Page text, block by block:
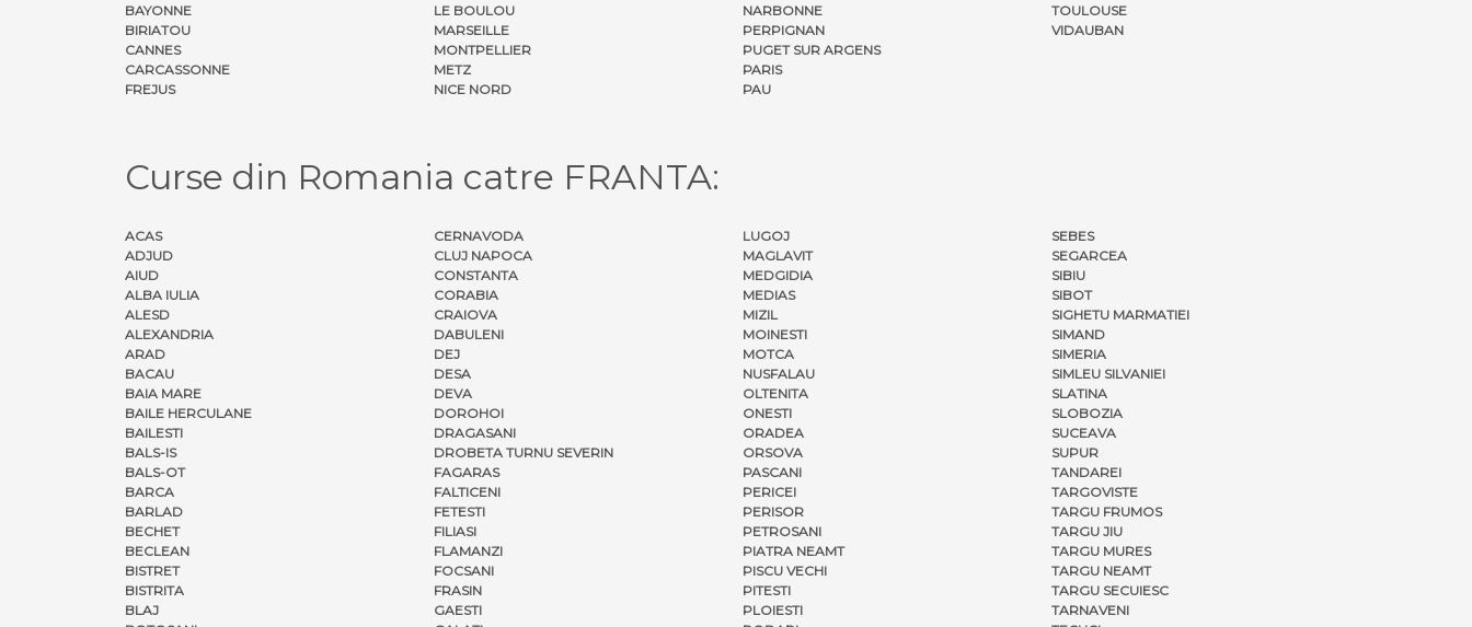
BAYONNE
BIRIATOU
CANNES
CARCASSONNE
FREJUS
LE BOULOU
MARSEILLE
MONTPELLIER
METZ
NICE NORD
NARBONNE
PERPIGNAN
PUGET SUR ARGENS
PARIS
PAU
TOULOUSE
VIDAUBAN
Curse din Romania catre FRANTA:
ACAS
ADJUD
AIUD
ALBA IULIA
ALESD
ALEXANDRIA
ARAD
BACAU
BAIA MARE
BAILE HERCULANE
BAILESTI
BALS-IS
BALS-OT
BARCA
BARLAD
BECHET
BECLEAN
BISTRET
BISTRITA
BLAJ
CERNAVODA
CLUJ NAPOCA
CONSTANTA
CORABIA
CRAIOVA
DABULENI
DEJ
DESA
DEVA
DOROHOI
DRAGASANI
DROBETA TURNU SEVERIN
FAGARAS
FALTICENI
FETESTI
FILIASI
FLAMANZI
FOCSANI
FRASIN
GAESTI
LUGOJ
MAGLAVIT
MEDGIDIA
MEDIAS
MIZIL
MOINESTI
MOTCA
NUSFALAU
OLTENITA
ONESTI
ORADEA
ORSOVA
PASCANI
PERICEI
PERISOR
PETROSANI
PIATRA NEAMT
PISCU VECHI
PITESTI
PLOIESTI
SEBES
SEGARCEA
SIBIU
SIBOT
SIGHETU MARMATIEI
SIMAND
SIMERIA
SIMLEU SILVANIEI
SLATINA
SLOBOZIA
SUCEAVA
SUPUR
TANDAREI
TARGOVISTE
TARGU FRUMOS
TARGU JIU
TARGU MURES
TARGU NEAMT
TARGU SECUIESC
TARNAVENI